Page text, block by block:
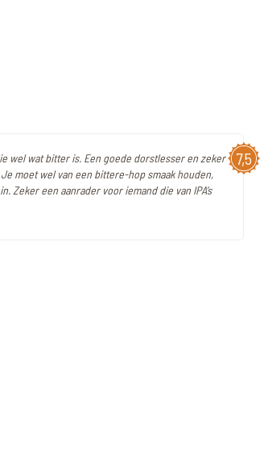
7,5
wel wat bitter is. Een goede dorstlesser en zeker
moet wel van een bittere-hop smaak houden,
Zeker een aanrader voor iemand die van IPA’s